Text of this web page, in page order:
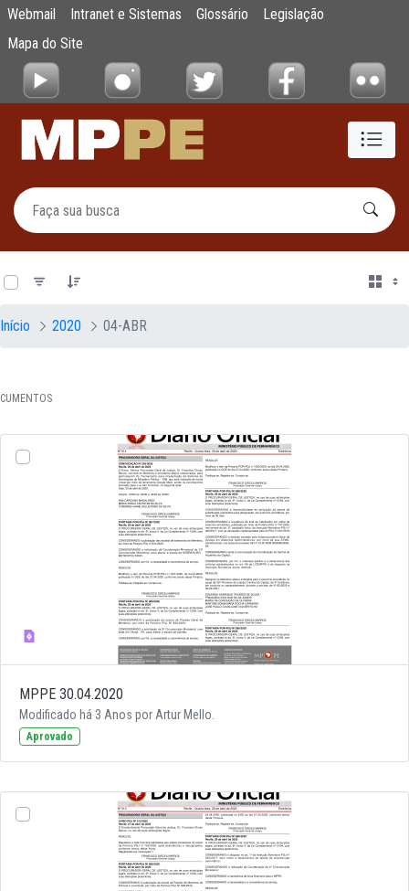
Pular para o Conteúdo principal
Documentos
Webmail Intranet e Sistemas Glossário
Legislação
Mapa do Site
Início 2020 04-ABR
MPPE 30.04.2020
Modificado há 3 Anos por Artur Mello.
Aprovado